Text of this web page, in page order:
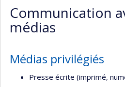
de
Communication
médias
Médias privilégiés
Presse écrite (imprimé,